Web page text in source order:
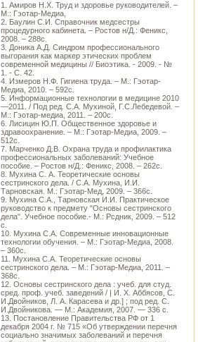
1. Амиров Н.Х. Труд и здоровье руководителей. –
М.: Гэотар-Медиа,
2. Баулин С.И. Справочник медсестры
процедурного кабинета. – Ростов н/Д.: Феникс,
2008. – 288с.
3. Доника А.Д. Синдром профессионального
выгорания как маркер этических проблем
современной медицины // Биоэтика. - 2009. - №
1. - С. 42.
4. Измеров Н.Ф. Гигиена труда. – М.: Гэотар-
Медиа, 2010. – 592с.
5. Информационные технологии в медицине 2010
—2011. / Под ред. С.А. Мухиной, Г.С.Лебедевой. –
М.: Гэотар-медиа, 2011. – 200с.
6. Лисицин Ю.П. Общественное здоровье и
здравоохранение. – М.: Гэотар-Медиа, 2009. –
512с.
7. Марченко Д.В. Охрана труда и профилактика
профессиональных заболеваний: Учебное
пособие. – Ростов н/Д.: Феникс, 2008. – 262с.
8. Мухина С. А. Теоретические основы
сестринского дела. / С.А. Мухина, И.И.
Тарновская. М.: Гэотар-Мед, 2009. – 366с.
9. Мухина С.А., Тарновская И.И. Практическое
руководство к предмету "Основы сестринского
дела". Учебное пособие.- М.: Рсдник, 2009. – 512
с.
10. Мухина С.А. Современные инновационные
технологии обучения. – М.: Гэотар-Медиа, 2008.
– 360с.
11. Мухина С.А. Теоретические основы
сестринского дела. – М.: Гэотар-Медиа, 2011. –
368с.
12. Основы сестринского дела : учеб. для студ.
сред. проф. учеб. заведений / | И. X. Аббясов, С.
И.Двойников, Л. А. Карасева и др.] ; под ред. С.
И.Двойникова. — М.: Академия, 2007. — 336 с.
13. Постановление Правительства РФ от 1
декабря 2004 г. № 715 «Об утверждении перечня
социально значимых заболеваний и перечня